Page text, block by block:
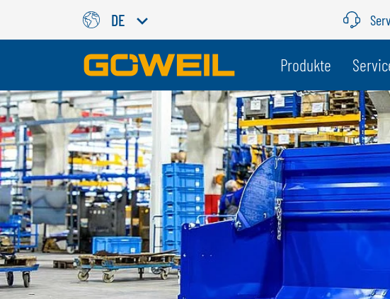
DE
Wählen Sie Ihre Sprache / Ihr Land
INTERNATIONAL
GÖWEIL
DEUTSCH
ENGLISH
FRANÇAIS
NEDERLANDS
ESPAÑOL
POLSKI
ČESKÝ
Produkte